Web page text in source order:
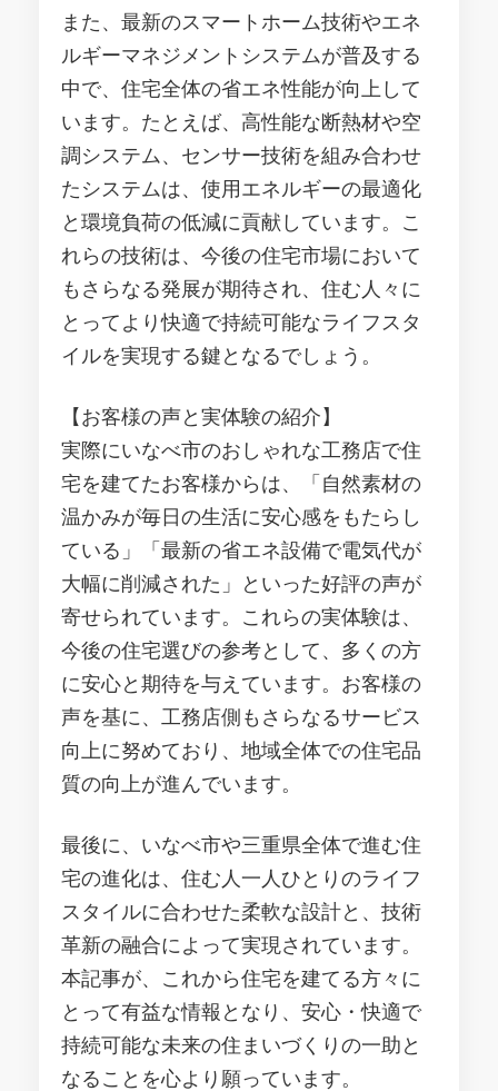
また、最新のスマートホーム技術やエネ
ルギーマネジメントシステムが普及する
中で、住宅全体の省エネ性能が向上して
います。たとえば、高性能な断熱材や空
調システム、センサー技術を組み合わせ
たシステムは、使用エネルギーの最適化
と環境負荷の低減に貢献しています。こ
れらの技術は、今後の住宅市場において
もさらなる発展が期待され、住む人々に
とってより快適で持続可能なライフスタ
イルを実現する鍵となるでしょう。
【お客様の声と実体験の紹介】
実際にいなべ市のおしゃれな工務店で住
宅を建てたお客様からは、「自然素材の
温かみが毎日の生活に安心感をもたらし
ている」「最新の省エネ設備で電気代が
大幅に削減された」といった好評の声が
寄せられています。これらの実体験は、
今後の住宅選びの参考として、多くの方
に安心と期待を与えています。お客様の
声を基に、工務店側もさらなるサービス
向上に努めており、地域全体での住宅品
質の向上が進んでいます。
最後に、いなべ市や三重県全体で進む住
宅の進化は、住む人一人ひとりのライフ
スタイルに合わせた柔軟な設計と、技術
革新の融合によって実現されています。
本記事が、これから住宅を建てる方々に
とって有益な情報となり、安心・快適で
持続可能な未来の住まいづくりの一助と
なることを心より願っています。